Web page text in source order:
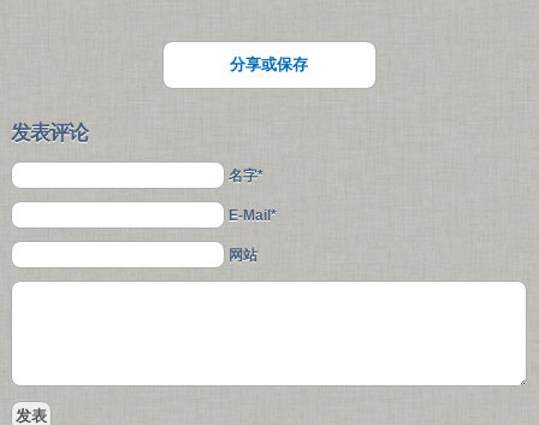
分享或保存
发表评论
名字*
E-Mail*
网站